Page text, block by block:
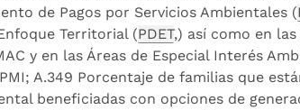
de Pagos por Servicios Ambientales (
Territorial (PDET,) así como en
y en las Áreas de Especial Interés
A.349 Porcentaje de familias que
beneficiadas con opciones de